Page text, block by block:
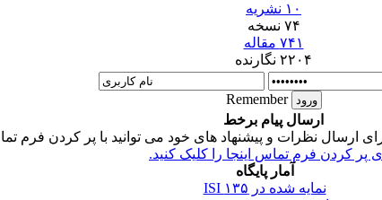
۱۰ نشریه
۷۴ نسخه
۷۴۱ مقاله
۲۲۰۴ نگارنده
Remember
ارسال پیام برخط
ارسال نظرات و پیشنهاد های خود می توانید با پر کردن فرم
پر کردن فرم تماس اینجا را کلیک کنید.
آمار پایگاه
نمایه شده در ISI ۱۳۵